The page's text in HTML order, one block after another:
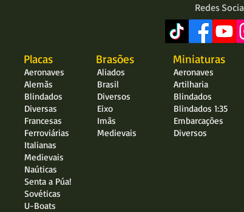
Redes
Placas Brasões Miniaturas
Aliados
Brasil
Diversos
Eixo
Imãs
Medievais
Aeronaves
Artilharia
Blindados
Blindados 1:35
Embarcações
Diversos
Aeronaves
Alemãs
Blindados
Diversas
Francesas
Ferroviárias
Italianas
Medievais
Naúticas
Senta a Púa!
Sovéticas
U-Boats